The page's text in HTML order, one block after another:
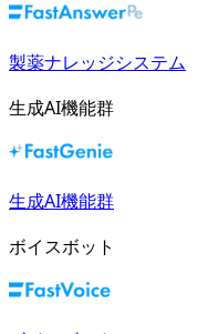
製薬ナレッジシステム
生成AI機能群
生成AI機能群
ボイスボット